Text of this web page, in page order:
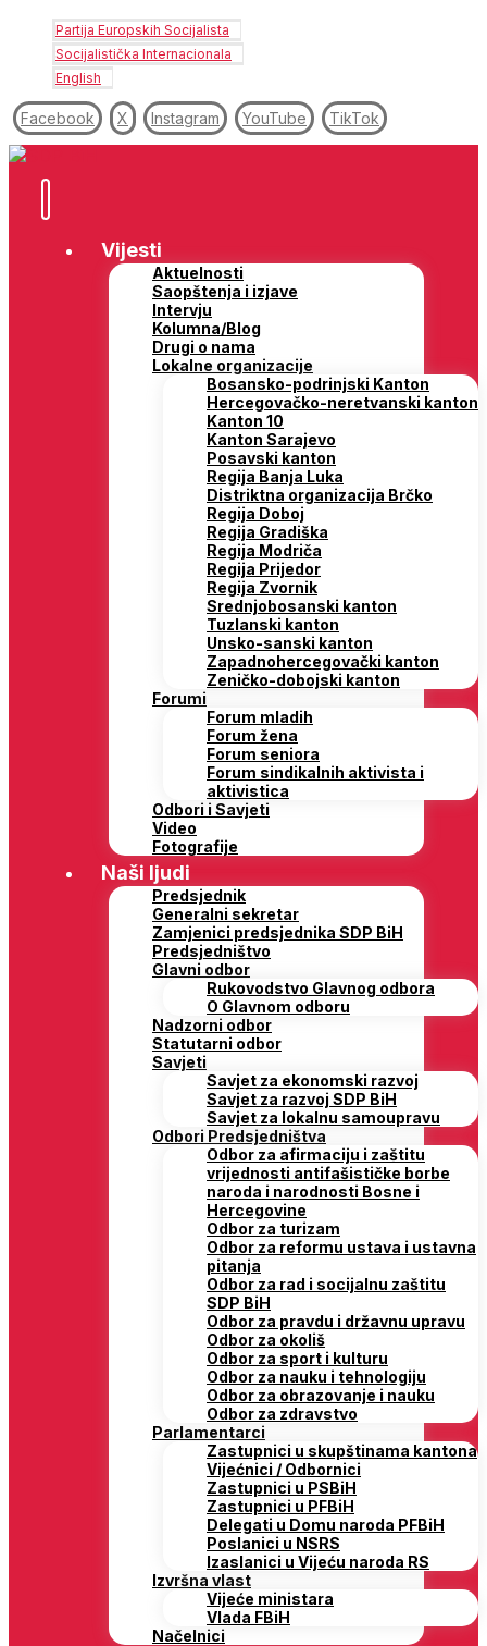
Partija Europskih Socijalista
Socijalistička Internacionala
English
Facebook X Instagram YouTube TikTok
Vijesti
Aktuelnosti
Saopštenja i izjave
Intervju
Kolumna/Blog
Drugi o nama
Lokalne organizacije
Bosansko-podrinjski Kanton
Hercegovačko-neretvanski kanton
Kanton 10
Kanton Sarajevo
Posavski kanton
Regija Banja Luka
Distriktna organizacija Brčko
Regija Doboj
Regija Gradiška
Regija Modriča
Regija Prijedor
Regija Zvornik
Srednjobosanski kanton
Tuzlanski kanton
Unsko-sanski kanton
Zapadnohercegovački kanton
Zeničko-dobojski kanton
Forumi
Forum mladih
Forum žena
Forum seniora
Forum sindikalnih aktivista i
aktivistica
Odbori i Savjeti
Video
Fotografije
Naši ljudi
Predsjednik
Generalni sekretar
Zamjenici predsjednika SDP BiH
Predsjedništvo
Glavni odbor
Rukovodstvo Glavnog odbora
O Glavnom odboru
Nadzorni odbor
Statutarni odbor
Savjeti
Savjet za ekonomski razvoj
Savjet za razvoj SDP BiH
Savjet za lokalnu samoupravu
Odbori Predsjedništva
Odbor za afirmaciju i zaštitu
vrijednosti antifašističke borbe
naroda i narodnosti Bosne i
Hercegovine
Odbor za turizam
Odbor za reformu ustava i ustavna
pitanja
Odbor za rad i socijalnu zaštitu
SDP BiH
Odbor za pravdu i državnu upravu
Odbor za okoliš
Odbor za sport i kulturu
Odbor za nauku i tehnologiju
Odbor za obrazovanje i nauku
Odbor za zdravstvo
Parlamentarci
Zastupnici u skupštinama kantona
Vijećnici / Odbornici
Zastupnici u PSBiH
Zastupnici u PFBiH
Delegati u Domu naroda PFBiH
Poslanici u NSRS
Izaslanici u Vijeću naroda RS
Izvršna vlast
Vijeće ministara
Vlada FBiH
Načelnici